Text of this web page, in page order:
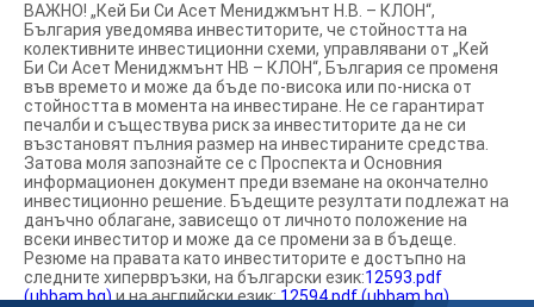
ВАЖНО! „Кей Би Си Асет Мениджмънт Н.В. – КЛОН“,
България уведомява инвеститорите, че стойността на
колективните инвестиционни схеми, управлявани от „Кей
Би Си Асет Мениджмънт НВ – КЛОН“, България се променя
във времето и може да бъде по-висока или по-ниска от
стойността в момента на инвестиране. Не се гарантират
печалби и съществува риск за инвеститорите да не си
възстановят пълния размер на инвестираните средства.
Затова моля запознайте се с Проспекта и Основния
информационен документ преди вземане на окончателно
инвестиционно решение. Бъдещите резултати подлежат на
данъчно облагане, зависещо от личното положение на
всеки инвеститор и може да се промени за в бъдеще.
Резюме на правата като инвеститорите е достъпно на
следните хипервръзки, на български език:12593.pdf
(ubbam.bg)и на английски език:12594.pdf (ubbam.bg).